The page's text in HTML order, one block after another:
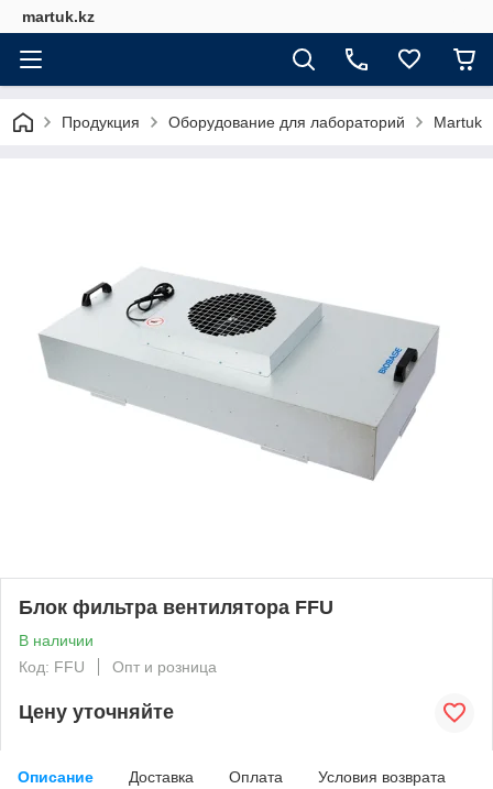
martuk.kz
Продукция Оборудование для лабораторий Martuk
Блок фильтра вентилятора FFU
В наличии
Код: FFU
Опт и розница
Цену уточняйте
Описание Доставка Оплата Условия возврата